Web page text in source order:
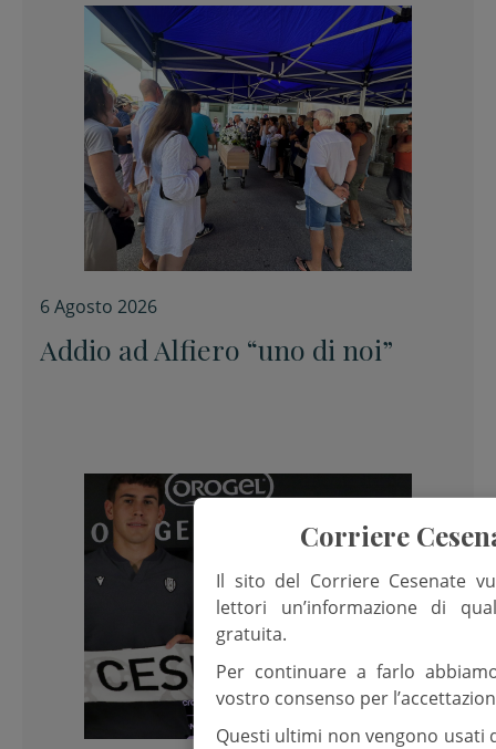
6 Agosto 2026
Addio ad Alfiero “uno di noi”
Corriere
Il sito del Corriere Cesenate
lettori un’informazione di
gratuita.
Per continuare a farlo
vostro consenso per
Questi ultimi non vengono usati